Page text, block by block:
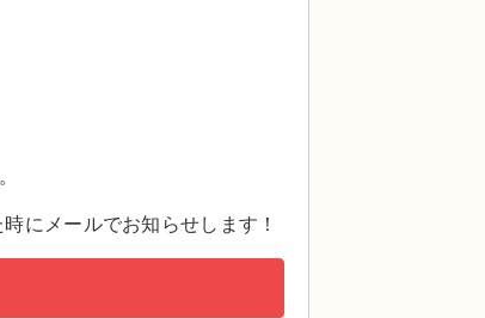
にメールでお知らせします！